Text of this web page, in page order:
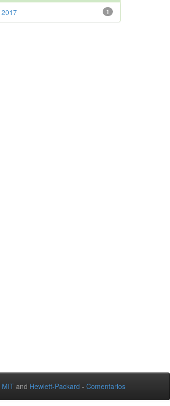
1
2017
MIT and Hewlett-Packard - Comentarios